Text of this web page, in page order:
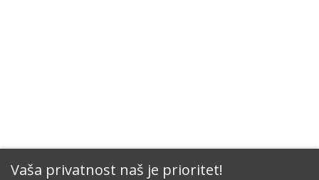
Vaša privatnost naš je prioritet!